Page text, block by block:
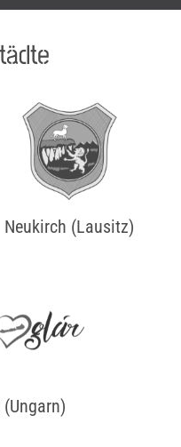
Neukirch (Lausitz)